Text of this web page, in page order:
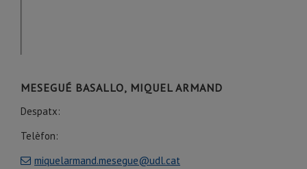
MESEGUÉ BASALLO, MIQUEL ARMAND
Despatx:
Telèfon:
miquelarmand.mesegue@udl.cat